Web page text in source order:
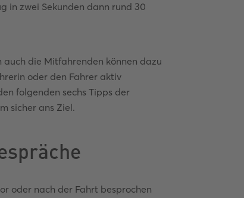
in zwei Sekunden dann rund 30
die Mitfahrenden können dazu
oder den Fahrer aktiv
folgenden sechs Tipps der
sicher ans Ziel.
oder nach der Fahrt besprochen